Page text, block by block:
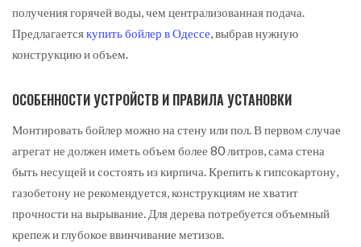
получения горячей воды, чем централизованная подача.
Предлагаетсякупить бойлер в Одессе, выбрав нужную
конструкцию и объем.
ОСОБЕННОСТИ УСТРОЙСТВ И ПРАВИЛА УСТАНОВКИ
Монтировать бойлер можно на стену или пол. В первом случае
агрегат не должен иметь объем более 80 литров, сама стена
быть несущей и состоять из кирпича. Крепить к гипсокартону,
газобетону не рекомендуется, конструкциям не хватит
прочности на вырывание. Для дерева потребуется объемный
крепеж и глубокое ввинчивание метизов.